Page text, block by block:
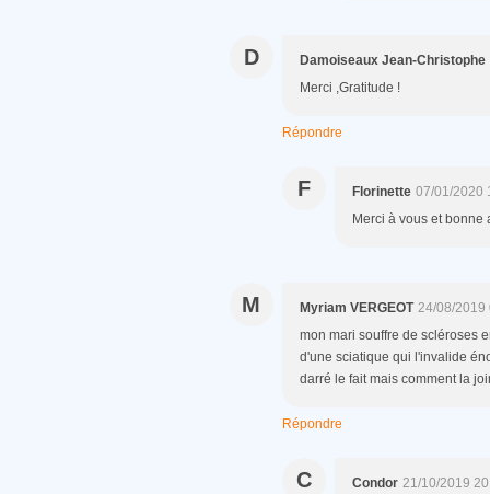
D
Damoiseaux Jean-Christophe
Merci ,Gratitude !
Répondre
F Florinette 07/01/2020
Merci à vous et bonne
M Myriam VERGEOT 24/08/2019
mon mari souffre de scléroses
d'une sciatique qui l'invalide
darré le fait mais comment la
Répondre
C Condor 21/10/2019